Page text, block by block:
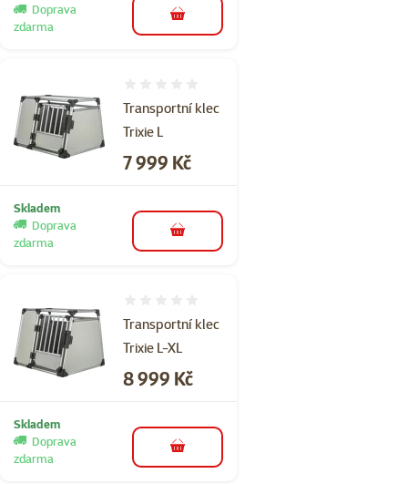
Doprava
zdarma
do košíku
Transportní klec
Trixie L
Cena
7 999 Kč
Skladem
Doprava
zdarma
do košíku
Transportní klec
Trixie L-XL
Cena
8 999 Kč
Skladem
Doprava
zdarma
do košíku